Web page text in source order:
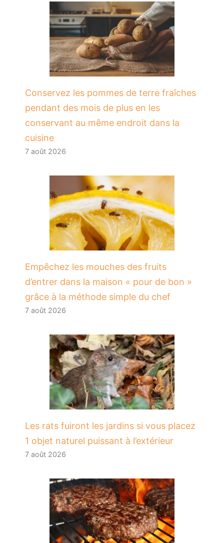
Conservez les pommes de terre fraîches
pendant des mois de plus en les
conservant au même endroit dans la
cuisine
7 août 2026
​Empêchez les mouches des fruits
d’entrer dans la maison « pour de bon »
grâce à la méthode simple du chef
7 août 2026
Les rats fuiront les jardins si vous placez
1 objet naturel puissant à l’extérieur
7 août 2026